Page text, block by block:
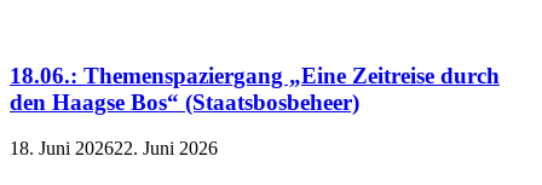
18.06.: Themenspaziergang „Eine Zeitreise durch
den Haagse Bos“ (Staatsbosbeheer)
18. Juni 202622. Juni 2026